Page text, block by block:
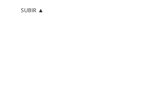
SUBIR ▲